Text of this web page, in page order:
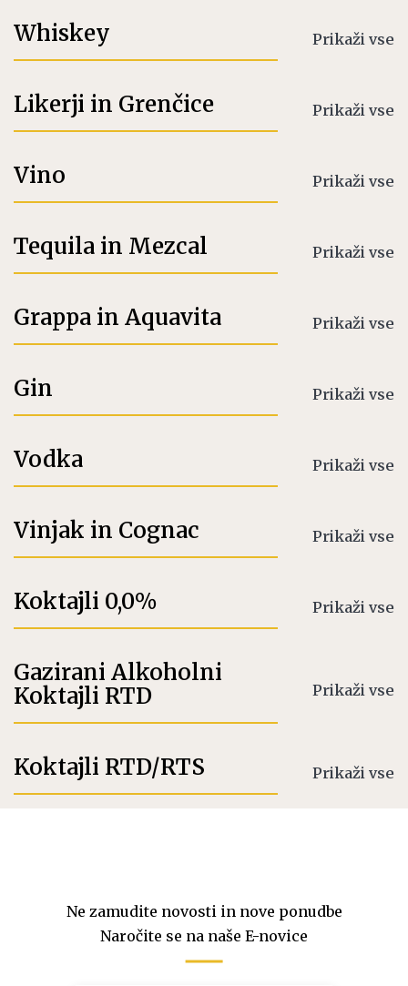
Whiskey Prikaži vse
Likerji in Grenčice Prikaži vse
Vino Prikaži vse
Tequila in Mezcal Prikaži vse
Grappa in Aquavita Prikaži vse
Gin Prikaži vse
Vodka Prikaži vse
Vinjak in Cognac Prikaži vse
Koktajli 0,0% Prikaži vse
Gazirani Alkoholni
Koktajli RTD
Prikaži vse
Koktajli RTD/RTS Prikaži vse
Ne zamudite novosti in nove ponudbe
Naročite se na naše E-novice